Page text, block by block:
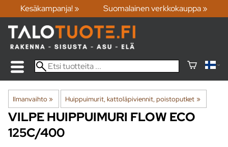
Kesäkampanja! » Suomalainen verkkokauppa »
Ilmanvaihto‪» Huippuimurit, kattoläpiviennit, poistoputket ‪»
VILPEHUIPPUIMURI FLOW ECO
125C/400